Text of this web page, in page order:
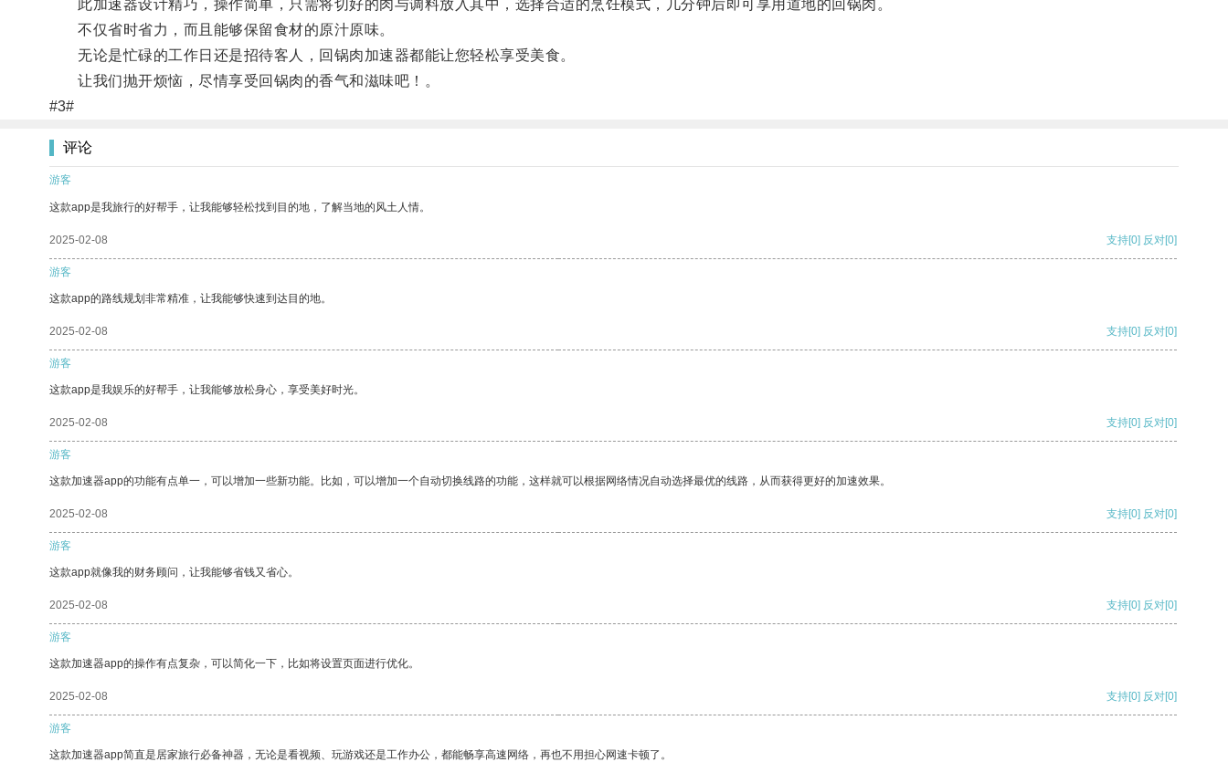
此加速器设计精巧，操作简单，只需将切好的肉与调料放入其中，选择合适的烹饪模式，几分钟后即可享用道地的回锅肉。
不仅省时省力，而且能够保留食材的原汁原味。
无论是忙碌的工作日还是招待客人，回锅肉加速器都能让您轻松享受美食。
让我们抛开烦恼，尽情享受回锅肉的香气和滋味吧！。
#3#
评论
游客
这款app是我旅行的好帮手，让我能够轻松找到目的地，了解当地的风土人情。
2025-02-08 支持[0] 反对[0]
游客
这款app的路线规划非常精准，让我能够快速到达目的地。
2025-02-08 支持[0] 反对[0]
游客
这款app是我娱乐的好帮手，让我能够放松身心，享受美好时光。
2025-02-08 支持[0] 反对[0]
游客
这款加速器app的功能有点单一，可以增加一些新功能。比如，可以增加一个自动切换线路的功能，这样就可以根据网络情况自动选择最优的线路，从而获得更好的加速效果。
2025-02-08 支持[0] 反对[0]
游客
这款app就像我的财务顾问，让我能够省钱又省心。
2025-02-08 支持[0] 反对[0]
游客
这款加速器app的操作有点复杂，可以简化一下，比如将设置页面进行优化。
2025-02-08 支持[0] 反对[0]
游客
这款加速器app简直是居家旅行必备神器，无论是看视频、玩游戏还是工作办公，都能畅享高速网络，再也不用担心网速卡顿了。